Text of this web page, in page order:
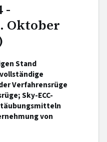
-
Oktober
Stand
Verfahrensrüge
Sky-ECC-
von